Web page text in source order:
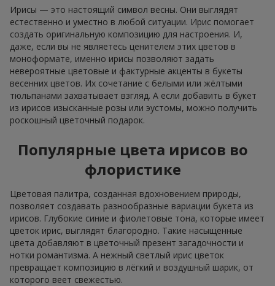
Ирисы — это настоящий символ весны. Они выглядят
естественно и уместно в любой ситуации. Ирис помогает
создать оригинальную композицию для настроения. И,
даже, если вы не являетесь ценителем этих цветов в
моноформате, именно ирисы позволяют задать
невероятные цветовые и фактурные акценты в букеты
весенних цветов. Их сочетание с белыми или жёлтыми
тюльпанами захватывает взгляд. А если добавить в букет
из ирисов изысканные розы или эустомы, можно получить
роскошный цветочный подарок.
Популярные цвета ирисов во
флористике
Цветовая палитра, созданная вдохновением природы,
позволяет создавать разнообразные вариации букета из
ирисов. Глубокие синие и фиолетовые тона, которые имеет
цветок ирис, выглядят благородно. Такие насыщенные
цвета добавляют в цветочный презент загадочности и
нотки романтизма. А нежный светлый ирис цветок
превращает композицию в лёгкий и воздушный шарик, от
которого веет свежестью.